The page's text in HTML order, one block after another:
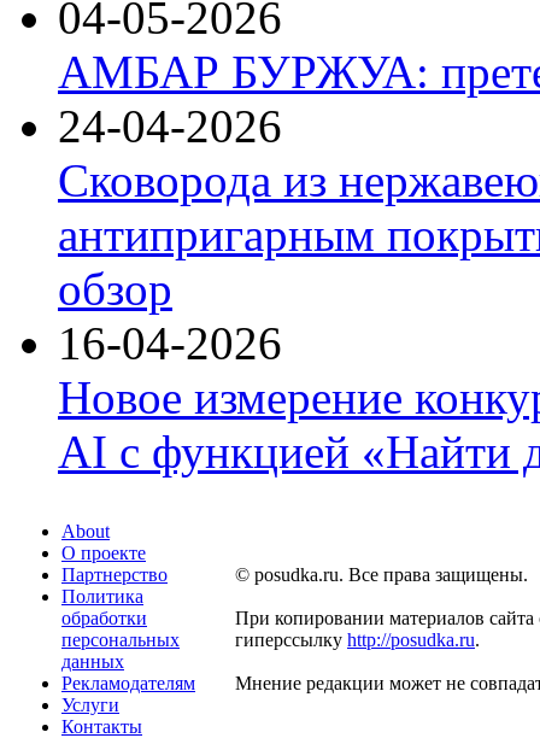
04-05-2026
АМБАР БУРЖУА:
24-04-2026
Сковорода из
антипригарным
обзор
16-04-2026
Новое измерение
AI с функцией «Найти
About
О проекте
Партнерство
Политика
обработки
персональных
данных
Рекламодателям
Услуги
Контакты
© posudka.ru. Все права защищены.
При копировании материалов сайта
гиперссылку http://posudka.ru.
Мнение редакции может не